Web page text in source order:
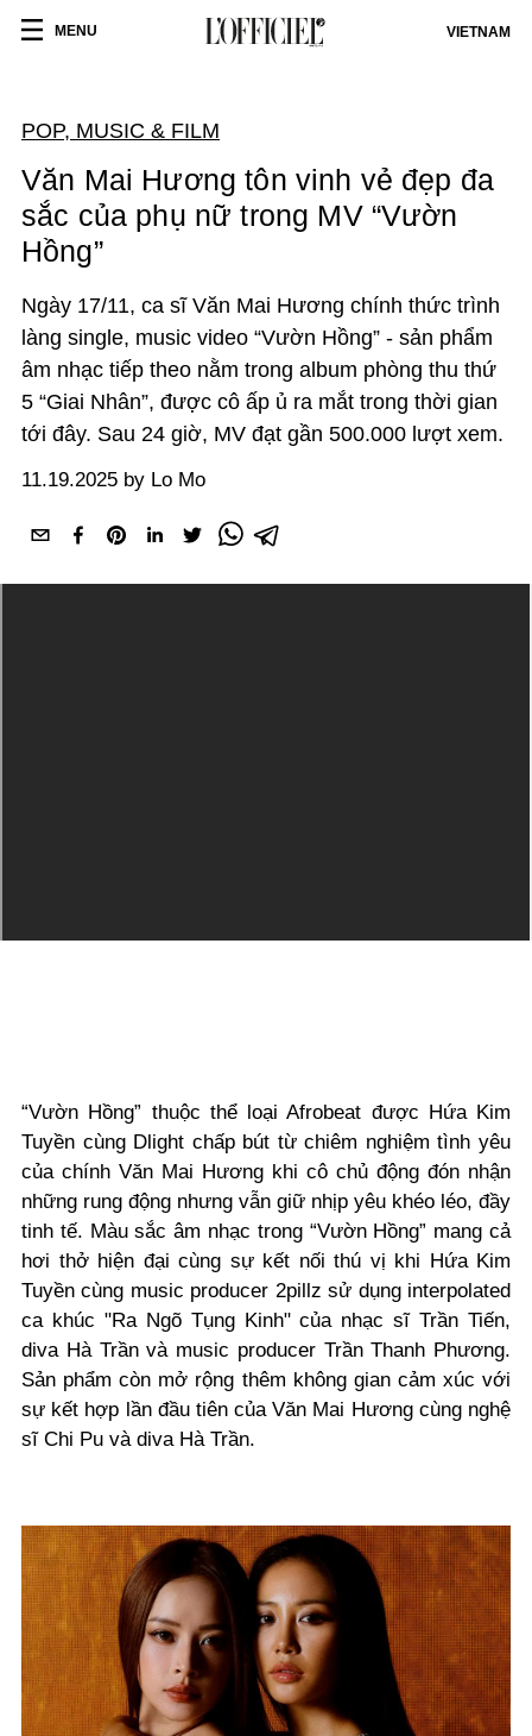
MENU VIETNAM
POP, MUSIC & FILM
Văn Mai Hương tôn vinh vẻ đẹp đa
sắc của phụ nữ trong MV “Vườn
Hồng”
Ngày 17/11, ca sĩ Văn Mai Hương chính thức trình
làng single, music video “Vườn Hồng” - sản phẩm
âm nhạc tiếp theo nằm trong album phòng thu thứ
5 “Giai Nhân”, được cô ấp ủ ra mắt trong thời gian
tới đây. Sau 24 giờ, MV đạt gần 500.000 lượt xem.
11.19.2025 by Lo Mo
“Vườn Hồng” thuộc thể loại Afrobeat được Hứa Kim
Tuyền cùng Dlight chấp bút từ chiêm nghiệm tình yêu
của chính Văn Mai Hương khi cô chủ động đón nhận
những rung động nhưng vẫn giữ nhịp yêu khéo léo, đầy
tinh tế. Màu sắc âm nhạc trong “Vườn Hồng” mang cả
hơi thở hiện đại cùng sự kết nối thú vị khi Hứa Kim
Tuyền cùng music producer 2pillz sử dụng interpolated
ca khúc "Ra Ngõ Tụng Kinh" của nhạc sĩ Trần Tiến,
diva Hà Trần và music producer Trần Thanh Phương.
Sản phẩm còn mở rộng thêm không gian cảm xúc với
sự kết hợp lần đầu tiên của Văn Mai Hương cùng nghệ
sĩ Chi Pu và diva Hà Trần.